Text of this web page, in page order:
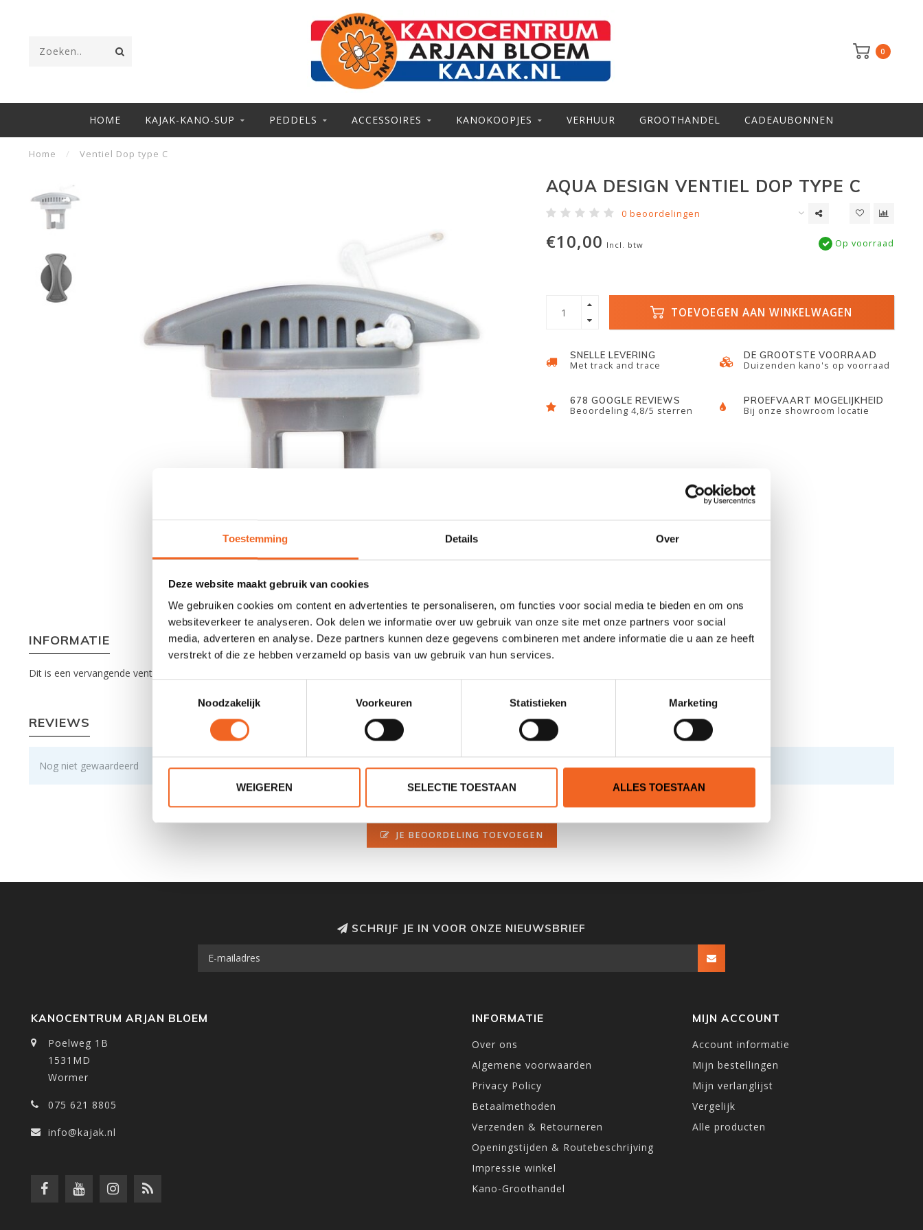
Toestemming Details Over
Deze website maakt gebruik van cookies
We gebruiken cookies om content en advertenties te personaliseren, om functies voor social media te bieden en om ons
websiteverkeer te analyseren. Ook delen we informatie over uw gebruik van onze site met onze partners voor social
media, adverteren en analyse. Deze partners kunnen deze gegevens combineren met andere informatie die u aan ze heeft
verstrekt of die ze hebben verzameld op basis van uw gebruik van hun services.
Noodzakelijk
Voorkeuren Statistieken Marketing
WEIGEREN SELECTIE TOESTAAN ALLES TOESTAAN
0
HOME KAJAK-KANO-SUP PEDDELS ACCESSOIRES KANOKOOPJES VERHUUR GROOTHANDEL CADEAUBONNEN
Home / Ventiel Dop type C
AQUA DESIGN VENTIEL DOP TYPE C
0 beoordelingen
€10,00 Incl. btw Op voorraad
TOEVOEGEN AAN WINKELWAGEN
SNELLE LEVERING
Met track and trace
DE GROOTSTE VOORRAAD
Duizenden kano's op voorraad
678 GOOGLE REVIEWS
Beoordeling 4,8/5 sterren
PROEFVAART MOGELIJKHEID
Bij onze showroom locatie
INFORMATIE
Dit is een vervangende ventiel dop (Type C) voor rafts van Aqua Design.
REVIEWS
Nog niet gewaardeerd
0 sterren op basis van 0 beoordelingen
JE BEOORDELING TOEVOEGEN
SCHRIJF JE IN VOOR ONZE NIEUWSBRIEF
KANOCENTRUM ARJAN BLOEM
Poelweg 1B
1531MD
Wormer
075 621 8805
info@kajak.nl
INFORMATIE
Over ons
Algemene voorwaarden
Privacy Policy
Betaalmethoden
Verzenden & Retourneren
Openingstijden & Routebeschrijving
Impressie winkel
Kano-Groothandel
MIJN ACCOUNT
Account informatie
Mijn bestellingen
Mijn verlanglijst
Vergelijk
Alle producten